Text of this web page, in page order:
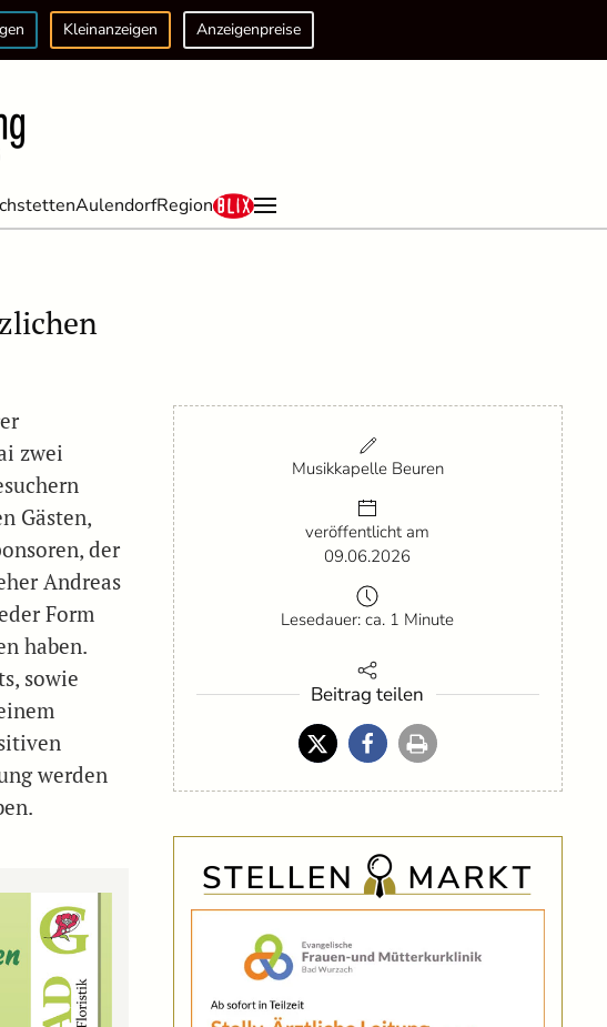
Kleinanzeigen Anzeigenpreise
AulendorfRegion
zwei
Gästen,
der
Andreas
Form
haben.
sowie
werden
Musikkapelle Beuren
veröffentlicht am
09.06.2026
Lesedauer: ca. 1 Minute
Beitrag teilen